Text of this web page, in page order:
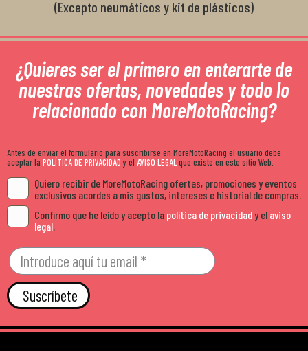
(Excepto neumáticos y kit de plásticos)
¿Quieres ser el primero en enterarte de
nuestras ofertas, novedades y todo lo
relacionado con MoreMotoRacing?
Antes de enviar el formulario para suscribirse en MoreMotoRacing el usuario debe
aceptar la POLÍTICA DE PRIVACIDADy el AVISO LEGALque existe en este sitio Web.
Quiero recibir de MoreMotoRacing ofertas, promociones y eventos
exclusivos acordes a mis gustos, intereses e historial de compras.
Confirmo que he leído y acepto la política de privacidady el aviso
legal.
Suscríbete